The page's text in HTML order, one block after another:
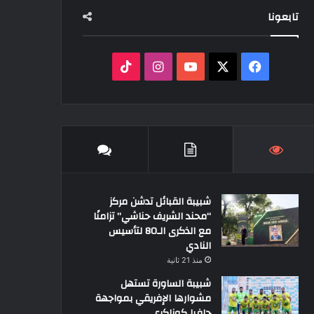
تابعونا
فيسبوك ‫YouTubeانستقرام
شبيبة القبائل تدشن مركز
“محند الشريف حناشي” تزامنًا
مع الذكرى الـ80 لتأسيس
النادي
منذ 21 ثانية
شبيبة الساورة تستهل
مشوارها الإفريقي بمواجهة